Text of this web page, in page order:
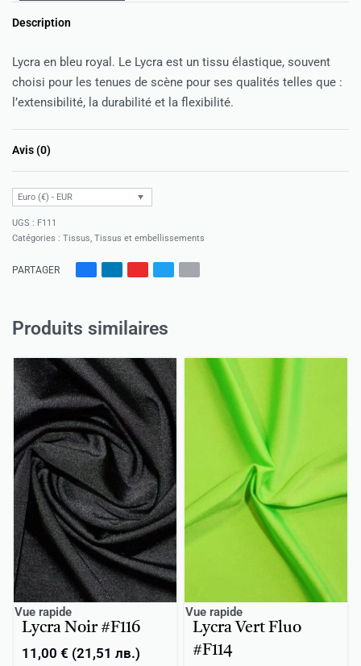
Description
Lycra en bleu royal. Le Lycra est un tissu élastique, souvent
choisi pour les tenues de scène pour ses qualités telles que :
l’extensibilité, la durabilité et la flexibilité.
Avis (0)
Euro (€) - EUR
F111
Catégories : Tissus, Tissus et embellissements
PARTAGER
Produits similaires
Vue rapide
Lycra Noir #F116
11,00 € (21,51 лв.)
Vue rapide
Lycra Vert Fluo
#F114